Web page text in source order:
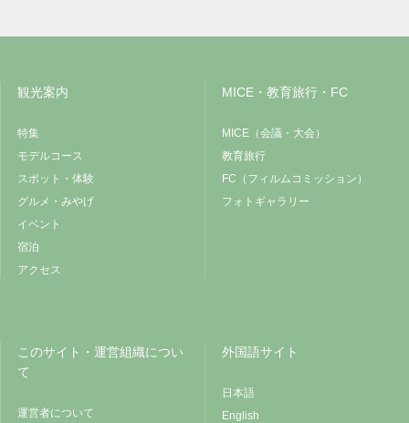
観光案内
特集
モデルコース
スポット・体験
グルメ・みやげ
イベント
宿泊
アクセス
MICE・教育旅行・FC
MICE（会議・大会）
教育旅行
FC（フィルムコミッション）
フォトギャラリー
このサイト・運営組織につい
て
運営者について
外国語サイト
日本語
English